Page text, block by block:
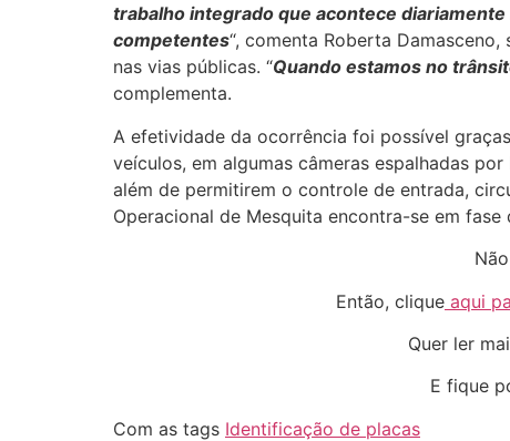
trabalho integrado que acontece
competentes“, comenta Roberta
nas vias públicas. “Quando estamos no
complementa.
A efetividade da ocorrência foi possível
veículos, em algumas câmeras espalhadas
além de permitirem o controle de entrada,
Operacional de Mesquita encontra-se em
Então, clique aqui
Quer ler
E fique
Com as tags Identificação de placas